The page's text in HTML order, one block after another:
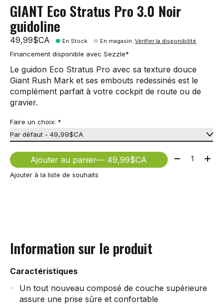
GIANT Eco Stratus Pro 3.0 Noir
guidoline
49,99$CA En Stock En magasin:Vérifier la disponibilité
Financement disponible avec Sezzle*
Le guidon Eco Stratus Pro avec sa texture douce
Giant Rush Mark et ses embouts redessinés est le
complément parfait à votre cockpit de route ou de
gravier.
Faire un choix: *
Ajouter au panier — 49,99$CA Quantité:
Ajouter à la liste de souhaits
Information sur le produit
Caractéristiques
Un tout nouveau composé de couche supérieure
assure une prise sûre et confortable